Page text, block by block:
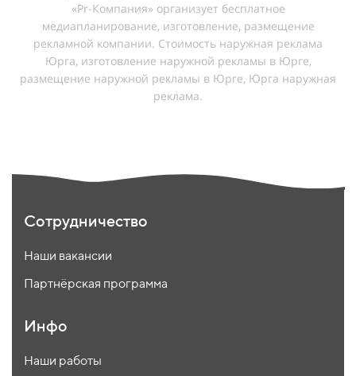
«Pr-Компания» организует бесплатное
медиапланирование, изготовление, размещение
рекламной компании. Cтоимость наружная реклама
Юрга, изготовление наружной рекламы в Юрге,
размещение наружной рекламы в Юрге, Юрга наружная
реклама.
Сотрудничество
Наши вакансии
Партнёрская программа
Инфо
Наши работы